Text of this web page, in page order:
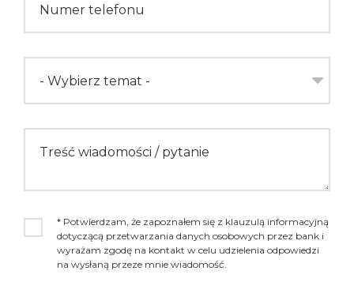
Numer telefonu
- Wybierz temat -
Treść wiadomości / pytanie
* Potwierdzam, że zapoznałem się z klauzulą informacyjną
dotyczącą przetwarzania danych osobowych przez bank i
wyrażam zgodę na kontakt w celu udzielenia odpowiedzi
na wysłaną przeze mnie wiadomość.